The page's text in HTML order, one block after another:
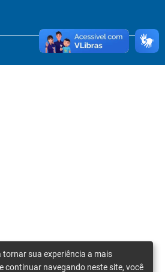
tornar sua experiência a mais
continuar navegando neste site, você